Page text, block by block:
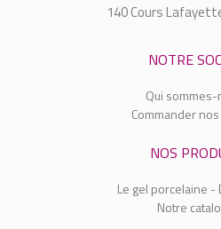
140 Cours
NOTRE
Qui sommes-
Commander
NOS
Le gel porcelaine
Notre